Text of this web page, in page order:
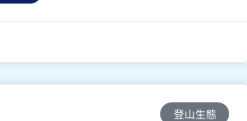
登山生態